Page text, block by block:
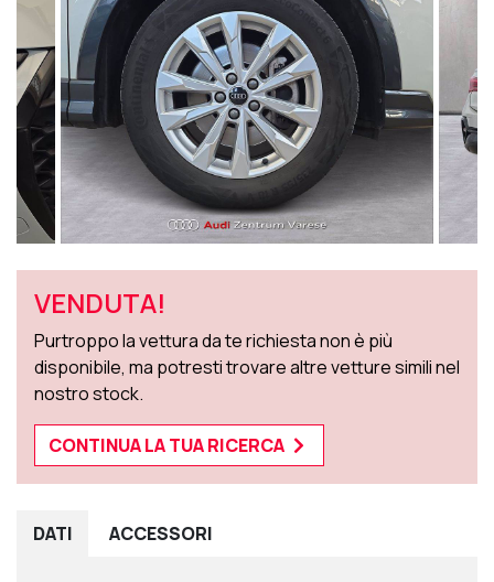
VENDUTA!
Purtroppo la vettura da te richiesta non è più
disponibile, ma potresti trovare altre vetture simili nel
nostro stock.
CONTINUA LA TUA RICERCA
DATI ACCESSORI